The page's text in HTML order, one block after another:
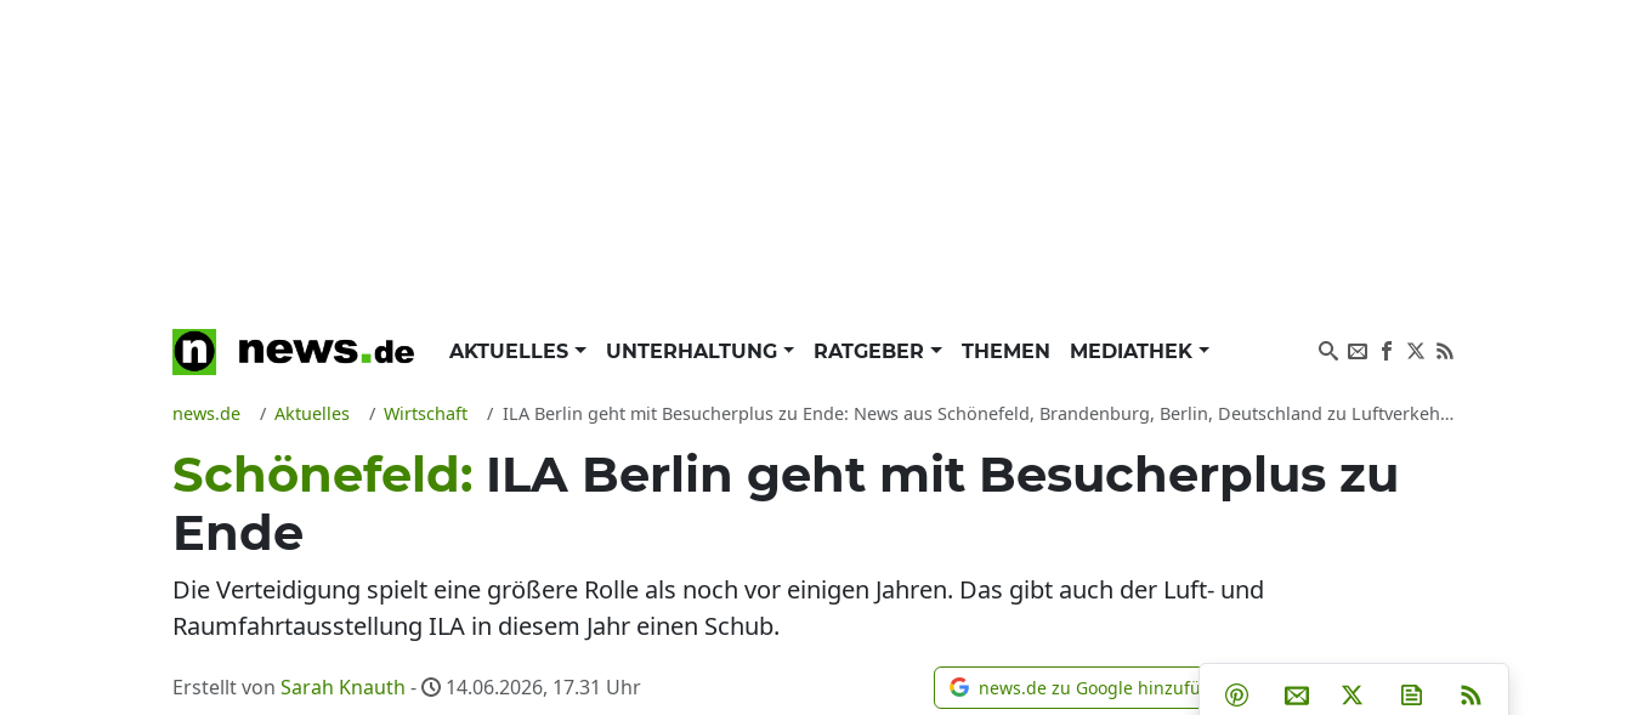
AKTUELLES UNTERHALTUNG RATGEBER THEMEN MEDIATHEK
news.de Aktuelles Wirtschaft ILA Berlin geht mit Besucherplus zu Ende: News aus Schönefeld, Brandenburg, Berlin, Deutschland zu Luftverkehr und Verteidigung (dpa-BEBB)
Schönefeld: ILA Berlin geht mit Besucherplus zu
Ende
Die Verteidigung spielt eine größere Rolle als noch vor einigen Jahren. Das gibt auch der Luft- und
Raumfahrtausstellung ILA in diesem Jahr einen Schub.
Erstellt von Sarah Knauth - 14.06.2026, 17.31 Uhr news.de zu Google hinzufügen
news.de zu Google hinzufügen Teilen auf Facebook
Teilen auf Whatsapp
Teilen auf Telegram
Teilen auf Pinterest
Per E-Mail teilen
Post auf XNewsletter